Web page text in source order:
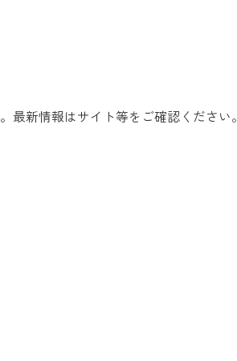
新情報はサイト等をご確認ください。